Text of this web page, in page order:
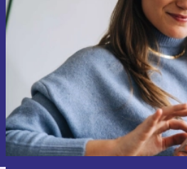
par mail
Ne manquez plus
S'inscrire
Retrouvez les informations sur l'utilisation
dans notrepolitique de confidentialité.